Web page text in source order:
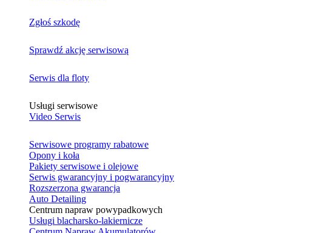
Zgłoś szkodę
Sprawdź akcję serwisową
Serwis dla floty
Usługi serwisowe
Video Serwis
Serwisowe programy rabatowe
Opony i koła
Pakiety serwisowe i olejowe
Serwis gwarancyjny i pogwarancyjny
Rozszerzona gwarancja
Auto Detailing
Centrum napraw powypadkowych
Usługi blacharsko-lakiernicze